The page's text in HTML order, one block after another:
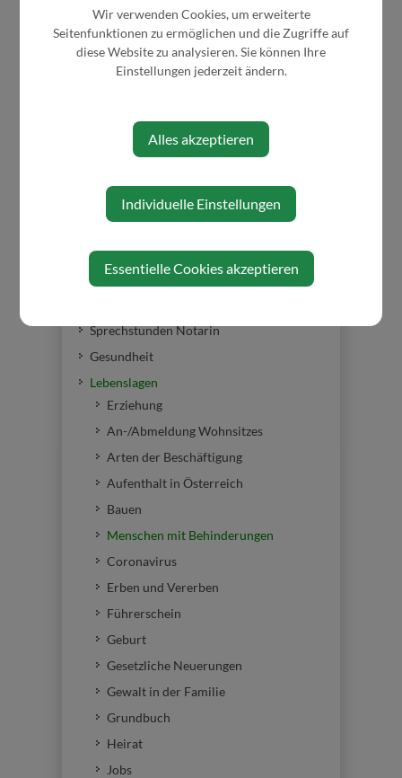
BÜRGERSERVICE
Abgaben/Gebühren
Bauen/Wohnen
Bekanntgabe-Wasserzählerstand
Trinkwasseruntersuchungen
Formulare
Fundamt
Sprechstunden Notarin
Gesundheit
Lebenslagen
Erziehung
An-/Abmeldung Wohnsitzes
Arten der Beschäftigung
Aufenthalt in Österreich
Bauen
Menschen mit Behinderungen
Coronavirus
Erben und Vererben
Führerschein
Geburt
Gesetzliche Neuerungen
Gewalt in der Familie
Grundbuch
Heirat
Jobs
Wir verwenden Cookies, um erweiterte
Seitenfunktionen zu ermöglichen und die Zugriffe auf
diese Website zu analysieren. Sie können Ihre
Einstellungen jederzeit ändern.
Alles akzeptieren
Individuelle Einstellungen
Essentielle Cookies akzeptieren